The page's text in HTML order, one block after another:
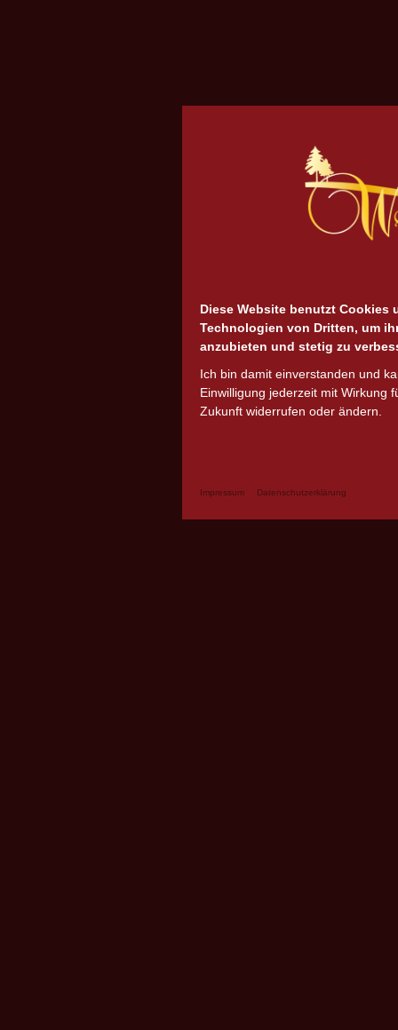
Diese Website benutzt Cookies
Technologien von Dritten, um
anzubieten und stetig zu
Ich bin damit einverstanden und
Einwilligung jederzeit mit Wirkung
Zukunft widerrufen oder ändern.
Impressum Datenschutzerklärung